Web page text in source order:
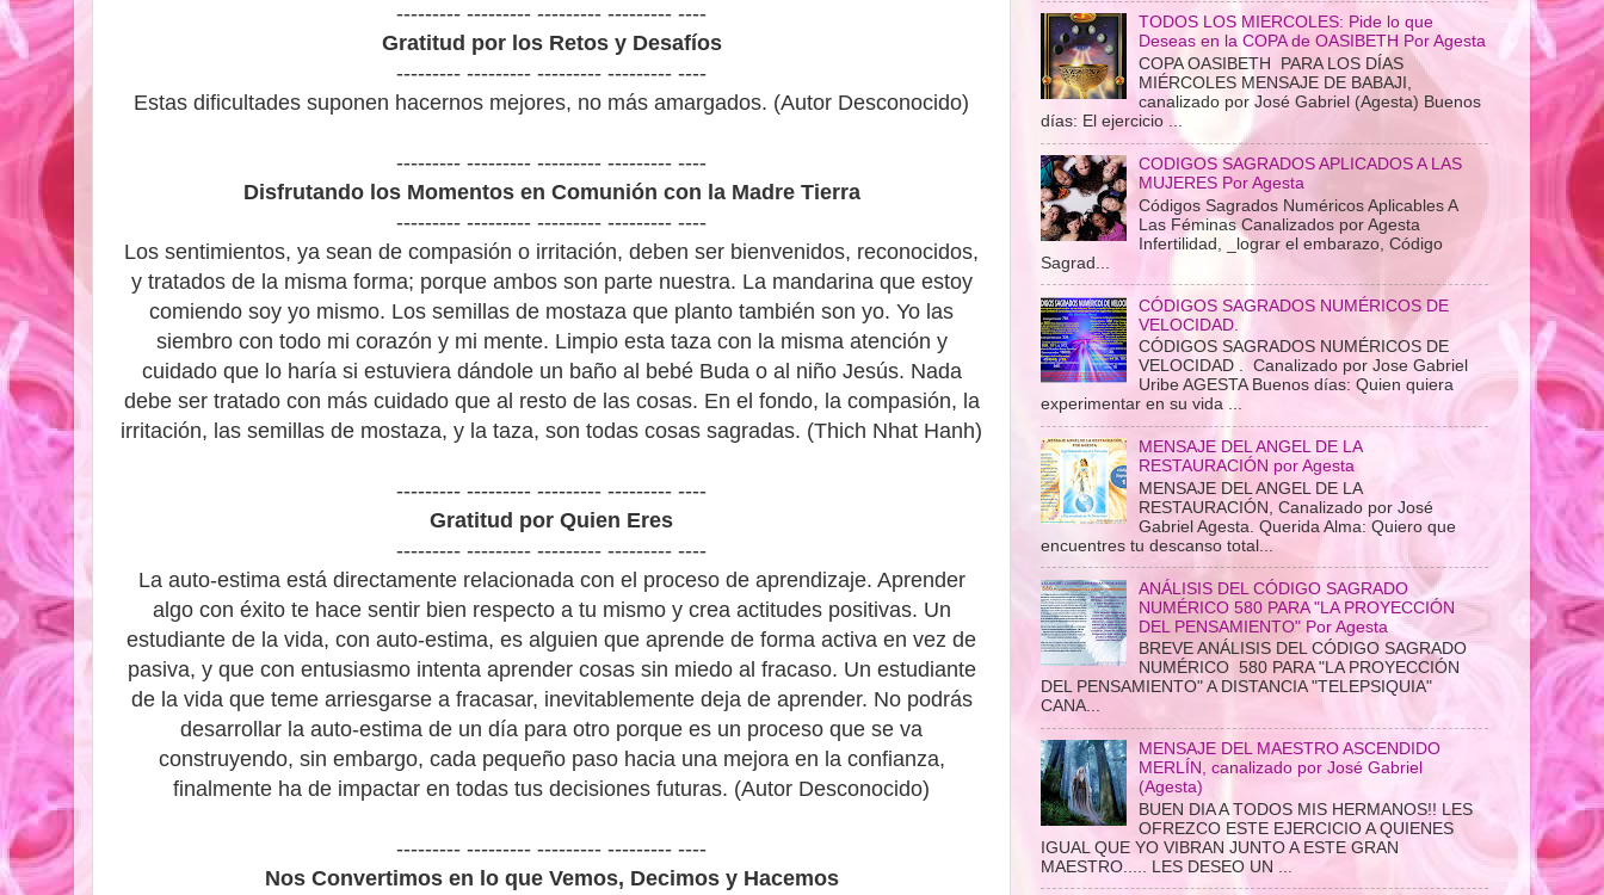
--------- --------- --------- --------- ----
Gratitud por los Retos y Desafíos
--------- --------- --------- --------- ----
Estas dificultades suponen hacernos mejores, no más amargados. (Autor Desconocido)
--------- --------- --------- --------- ----
Disfrutando los Momentos en Comunión con la Madre Tierra
--------- --------- --------- --------- ----
Los sentimientos, ya sean de compasión o irritación, deben ser bienvenidos, reconocidos,
y tratados de la misma forma; porque ambos son parte nuestra. La mandarina que estoy
comiendo soy yo mismo. Los semillas de mostaza que planto también son yo. Yo las
siembro con todo mi corazón y mi mente. Limpio esta taza con la misma atención y
cuidado que lo haría si estuviera dándole un baño al bebé Buda o al niño Jesús. Nada
debe ser tratado con más cuidado que al resto de las cosas. En el fondo, la compasión, la
irritación, las semillas de mostaza, y la taza, son todas cosas sagradas. (Thich Nhat Hanh)
--------- --------- --------- --------- ----
Gratitud por Quien Eres
--------- --------- --------- --------- ----
La auto-estima está directamente relacionada con el proceso de aprendizaje. Aprender
algo con éxito te hace sentir bien respecto a tu mismo y crea actitudes positivas. Un
estudiante de la vida, con auto-estima, es alguien que aprende de forma activa en vez de
pasiva, y que con entusiasmo intenta aprender cosas sin miedo al fracaso. Un estudiante
de la vida que teme arriesgarse a fracasar, inevitablemente deja de aprender. No podrás
desarrollar la auto-estima de un día para otro porque es un proceso que se va
construyendo, sin embargo, cada pequeño paso hacia una mejora en la confianza,
finalmente ha de impactar en todas tus decisiones futuras. (Autor Desconocido)
--------- --------- --------- --------- ----
Nos Convertimos en lo que Vemos, Decimos y Hacemos
TODOS LOS MIERCOLES: Pide lo que
Deseas en la COPA de OASIBETH Por Agesta
COPA OASIBETH PARA LOS DÍAS
MIÉRCOLES MENSAJE DE BABAJI,
canalizado por José Gabriel (Agesta) Buenos
días: El ejercicio ...
CODIGOS SAGRADOS APLICADOS A LAS
MUJERES Por Agesta
Códigos Sagrados Numéricos Aplicables A
Las Féminas Canalizados por Agesta
Infertilidad, _lograr el embarazo, Código
Sagrad...
CÓDIGOS SAGRADOS NUMÉRICOS DE
VELOCIDAD.
CÓDIGOS SAGRADOS NUMÉRICOS DE
VELOCIDAD . Canalizado por Jose Gabriel
Uribe AGESTA Buenos días: Quien quiera
experimentar en su vida ...
MENSAJE DEL ANGEL DE LA
RESTAURACIÓN por Agesta
MENSAJE DEL ANGEL DE LA
RESTAURACIÓN, Canalizado por José
Gabriel Agesta. Querida Alma: Quiero que
encuentres tu descanso total...
ANÁLISIS DEL CÓDIGO SAGRADO
NUMÉRICO 580 PARA "LA PROYECCIÓN
DEL PENSAMIENTO" Por Agesta
BREVE ANÁLISIS DEL CÓDIGO SAGRADO
NUMÉRICO 580 PARA "LA PROYECCIÓN
DEL PENSAMIENTO" A DISTANCIA "TELEPSIQUIA"
CANA...
MENSAJE DEL MAESTRO ASCENDIDO
MERLÍN, canalizado por José Gabriel
(Agesta)
BUEN DIA A TODOS MIS HERMANOS!! LES
OFREZCO ESTE EJERCICIO A QUIENES
IGUAL QUE YO VIBRAN JUNTO A ESTE GRAN
MAESTRO..... LES DESEO UN ...